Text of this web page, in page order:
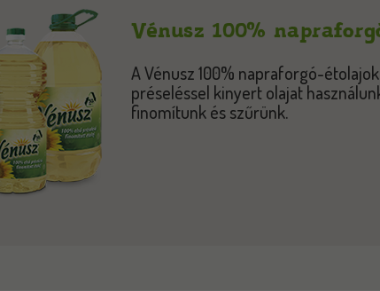
Vénusz 100%
A Vénusz 100% napraforgó-
préseléssel kinyert olajat
finomítunk és szűrünk.